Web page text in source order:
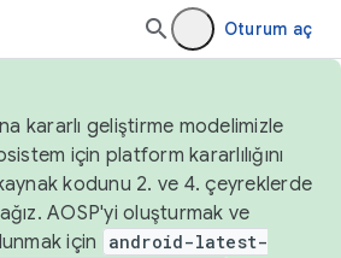
Oturum aç
kararlı geliştirme modelimizle
için platform kararlılığını
kodunu 2. ve 4. çeyreklerde
AOSP'yi oluşturmak ve
için
android-latest-